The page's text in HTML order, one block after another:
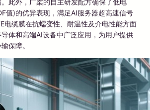
值)的优异表现，满足AI服务器超高速信号
电缆膜在抗蠕变性、耐温性及介电性能方面
体和高端AI设备中广泛应用，为用户提供
保障。